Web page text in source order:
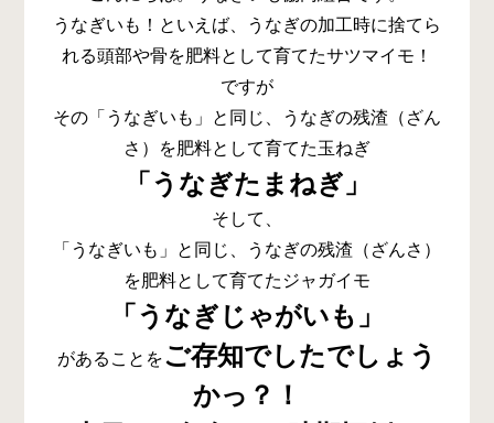
うなぎいも！といえば、うなぎの加工時に捨てら
れる頭部や骨を肥料として育てたサツマイモ！
ですが
その「うなぎいも」と同じ、うなぎの残渣（ざん
さ）を肥料として育てた玉ねぎ
「うなぎたまねぎ」
そして、
「うなぎいも」と同じ、うなぎの残渣（ざんさ）
を肥料として育てたジャガイモ
「うなぎじゃがいも」
があることをご存知でしたでしょう
かっ？！